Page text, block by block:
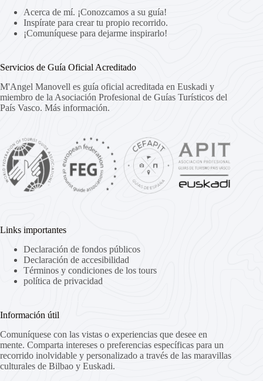
Acerca de mí. ¡Conozcamos a su guía!
Inspírate para crear tu propio recorrido.
¡Comuníquese para dejarme inspirarlo!
Servicios de Guía Oficial Acreditado
M'Angel Manovell es guía oficial acreditada en Euskadi y
miembro de la Asociación Profesional de Guías Turísticos del
País Vasco. Más información.
Links importantes
Declaración de fondos públicos
Declaración de accesibilidad
Términos y condiciones de los tours
política de privacidad
Información útil
Comuníquese con las vistas o experiencias que desee en
mente. Comparta intereses o preferencias específicas para un
recorrido inolvidable y personalizado a través de las maravillas
culturales de Bilbao y Euskadi.